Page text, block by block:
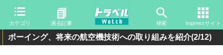
カテゴリ 過去記事 検索 Impressサイト
ボーイング、将来の航空機技術への取り組みを紹介(2/12)